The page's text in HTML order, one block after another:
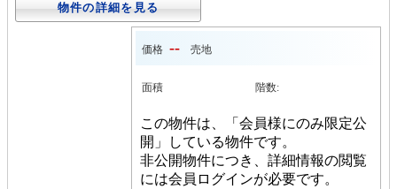
物件の詳細を見る
価格 -- 売地
面積 階数:
この物件は、「会員様にのみ限定公
開」している物件です。
非公開物件につき、詳細情報の閲覧
には会員ログインが必要です。